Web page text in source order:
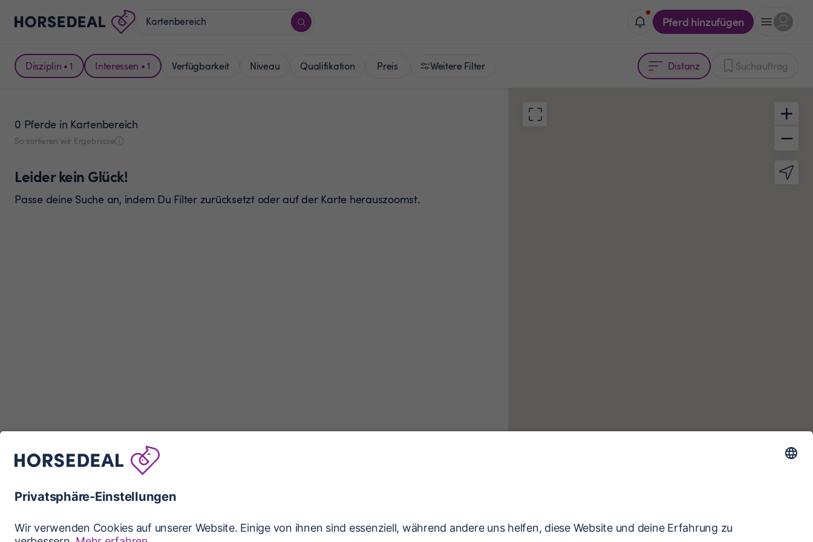
Pferd hinzufügen
Disziplin • 1 Interessen • 1 Verfügbarkeit Niveau Qualifikation Preis Weitere Filter Distanz Suchauftrag
0 Pferde in Kartenbereich
So sortieren wir Ergebnisse
Leider kein Glück!
Passe deine Suche an, indem Du Filter zurücksetzt oder auf der Karte herauszoomst.